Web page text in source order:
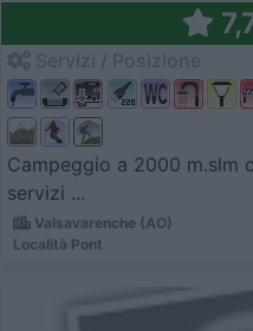
Campeggio a 2000 m.slm
servizi ...
Valsavarenche (AO)
Località Pont